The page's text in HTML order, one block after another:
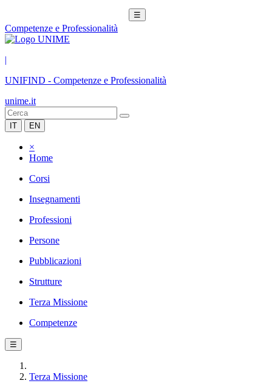
☰
Competenze e Professionalità
|
UNIFIND - Competenze e Professionalità
unime.it
IT EN
×
Home
Corsi
Insegnamenti
Professioni
Persone
Pubblicazioni
Strutture
Terza Missione
Competenze
☰
Terza Missione